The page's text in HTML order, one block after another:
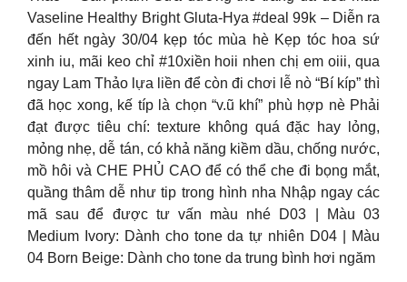
Vaseline Healthy Bright Gluta-Hya #deal 99k – Diễn ra
đến hết ngày 30/04 kẹp tóc mùa hè Kẹp tóc hoa sứ
xinh iu, mãi keo chỉ #10xiền hoii nhen chị em oiii, qua
ngay Lam Thảo lựa liền để còn đi chơi lễ nò “Bí kíp” thì
đã học xong, kế típ là chọn “v.ũ khí” phù hợp nè Phải
đạt được tiêu chí: texture không quá đặc hay lỏng,
mỏng nhẹ, dễ tán, có khả năng kiềm dầu, chống nước,
mồ hôi và CHE PHỦ CAO để có thể che đi bọng mắt,
quầng thâm dễ như tip trong hình nha Nhập ngay các
mã sau để được tư vấn màu nhé D03 | Màu 03
Medium Ivory: Dành cho tone da tự nhiên D04 | Màu
04 Born Beige: Dành cho tone da trung bình hơi ngăm